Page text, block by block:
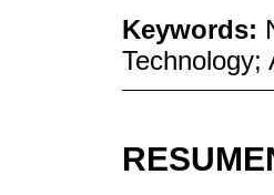
Keywords:
Technology;